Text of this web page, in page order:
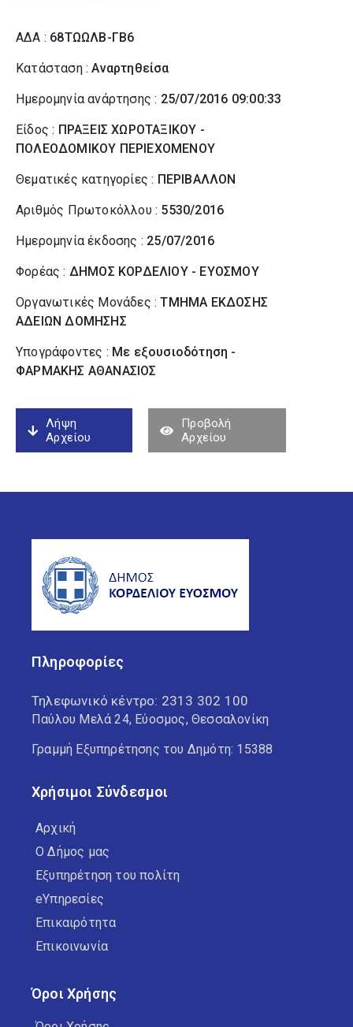
ΑΔΑ : 68ΤΩΩΛΒ-ΓΒ6
Κατάσταση :Αναρτηθείσα
Ημερομηνία ανάρτησης : 25/07/2016 09:00:33
Είδος : ΠΡΑΞΕΙΣ ΧΩΡΟΤΑΞΙΚΟΥ -
ΠΟΛΕΟΔΟΜΙΚΟΥ ΠΕΡΙΕΧΟΜΕΝΟΥ
Θεματικές κατηγορίες : ΠΕΡΙΒΑΛΛΟΝ
Αριθμός Πρωτοκόλλου : 5530/2016
Ημερομηνία έκδοσης : 25/07/2016
Φορέας : ΔΗΜΟΣ ΚΟΡΔΕΛΙΟΥ - ΕΥΟΣΜΟΥ
Οργανωτικές Μονάδες :ΤΜΗΜΑ ΕΚΔΟΣΗΣ
ΑΔΕΙΩΝ ΔΟΜΗΣΗΣ
Υπογράφοντες : Με εξουσιοδότηση -
ΦΑΡΜΑΚΗΣ ΑΘΑΝΑΣΙΟΣ
Λήψη
Αρχείου
Προβολή
Αρχείου
Πληροφορίες
Τηλεφωνικό κέντρο: 2313 302 100
Παύλου Μελά 24, Εύοσμος, Θεσσαλονίκη
Γραμμή Εξυπηρέτησης του Δημότη: 15388
Χρήσιμοι Σύνδεσμοι
Αρχική
Ο Δήμος μας
Εξυπηρέτηση του πολίτη
eΥπηρεσίες
Επικαιρότητα
Επικοινωνία
Όροι Χρήσης